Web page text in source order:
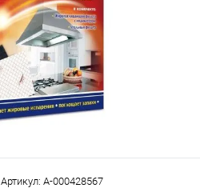
Артикул: А-000428567